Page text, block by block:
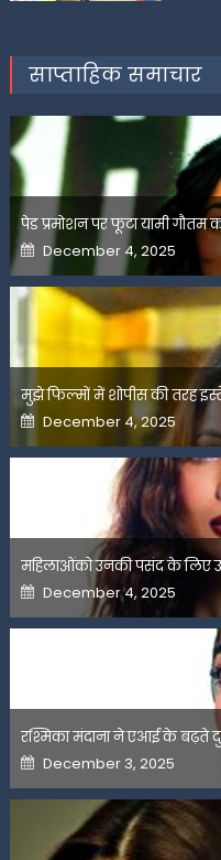
साप्ताहिक समाचार
पेड प्रमोशन पर फूटा यामी गौतम
Posted
on
December 4, 2025
मुझे फिल्मों में शोपीस की तरह
Posted
on
December 4, 2025
महिलाओंको उनकी पसंद के लिए
Posted
on
December 4, 2025
रश्मिका मंदाना ने एआई के बढ़ते
Posted
on
December 3, 2025